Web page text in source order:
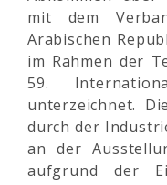
mit dem
Arabischen
im Rahmen der
59.
unterzeichnet.
durch der
an der
aufgrund der